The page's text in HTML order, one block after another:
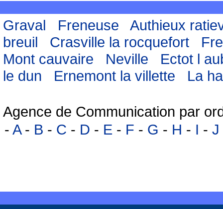
Graval Freneuse
Authieux
breuil
Crasville la rocquefort
Mont cauvaire
Neville
Ectot l
le dun
Ernemont la villette La
Agence de Communication par
- A- B - C - D - E - F - G - H - I - J